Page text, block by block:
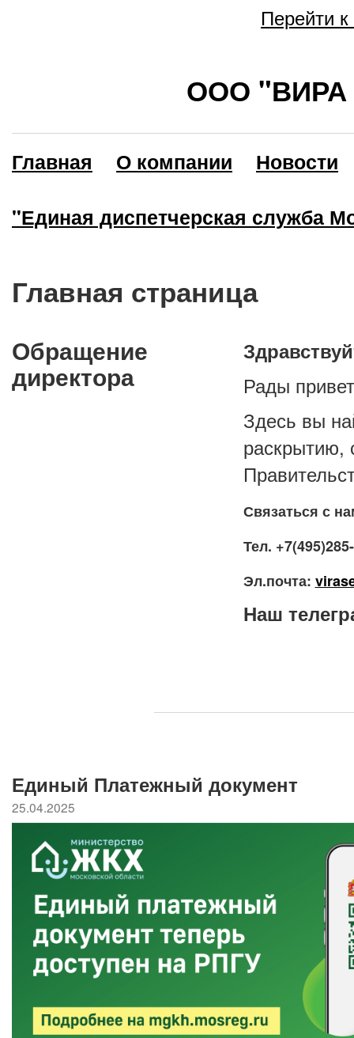
Перейти
ООО "ВИРА
Главная О компании
Новости
"Единая диспетчерская служба
Главная страница
Обращение
директора
Рады
Здесь вы
раскрытию,
Связаться с
Тел.
Эл.почта:
Наш
Единый Платежный документ
25.04.2025